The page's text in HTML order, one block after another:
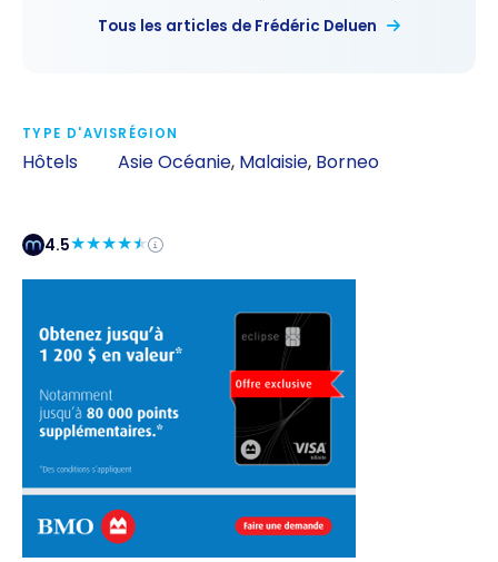
Tous les articles de Frédéric Deluen
TYPE D'AVIS
Hôtels
RÉGION
Asie Océanie, Malaisie, Borneo
4.5